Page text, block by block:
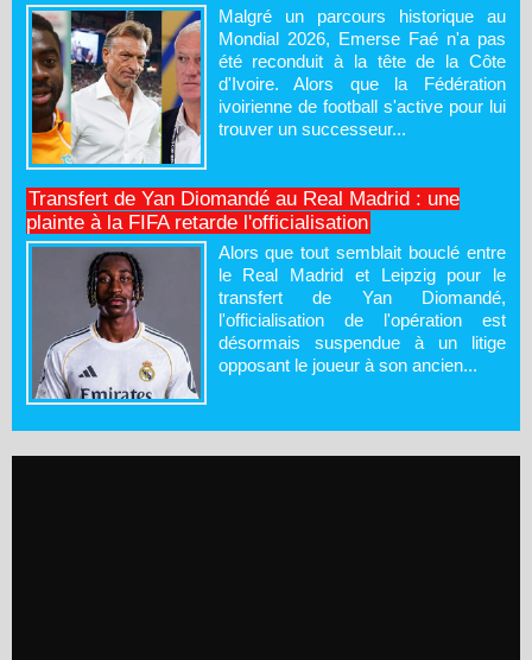
Malgré un parcours historique au
Mondial 2026, Emerse Faé n'a pas
été reconduit à la tête de la Côte
d'Ivoire. Alors que la Fédération
ivoirienne de football s'active pour lui
trouver un successeur...
Transfert de Yan Diomandé au Real Madrid : une
plainte à la FIFA retarde l'officialisation
Alors que tout semblait bouclé entre
le Real Madrid et Leipzig pour le
transfert de Yan Diomandé,
l'officialisation de l'opération est
désormais suspendue à un litige
opposant le joueur à son ancien...